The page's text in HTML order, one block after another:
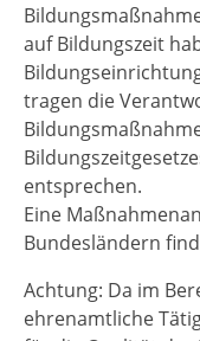
auf Bildungszeit
tragen die
entsprechen.
Eine
Bundesländern
Achtung: Da im
ehrenamtliche